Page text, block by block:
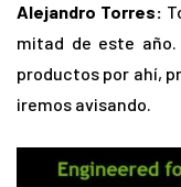
Alejandro Torres:
mitad de este
productos por ahí,
iremos avisando.